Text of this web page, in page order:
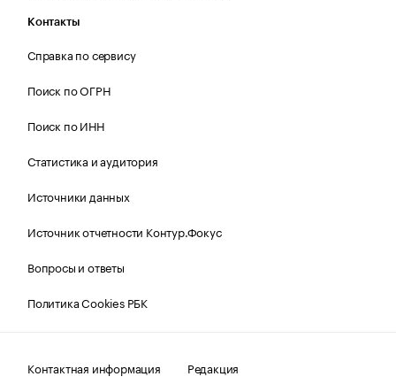
Контакты
Справка по сервису
Поиск по ОГРН
Поиск по ИНН
Статистика и аудитория
Источники данных
Источник отчетности Контур.Фокус
Вопросы и ответы
Политика Cookies РБК
Контактная информация
Редакция